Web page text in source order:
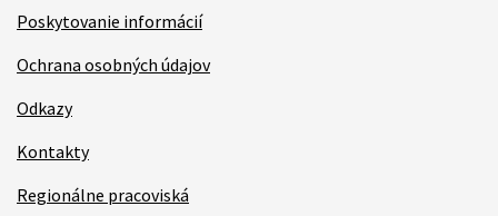
Poskytovanie informácií
Ochrana osobných údajov
Odkazy
Kontakty
Regionálne pracoviská